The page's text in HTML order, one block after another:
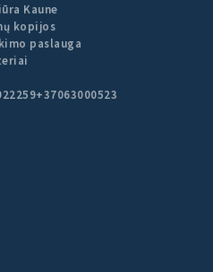
Kaune
kopijos
paslauga
+37063000523